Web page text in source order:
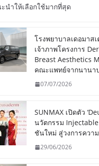
นำให้เลือกใช้มากที่สุด
โรงพยาบาลเดอมาส
เจ้าภาพโครงการ
Breast Aesthetics
คณะแพทย์จากนานา
07/07/2026
SUNMAX เปิดตัว
นวัตกรรม Injectable
ชันใหม่ สู่วงการควา
29/06/2026